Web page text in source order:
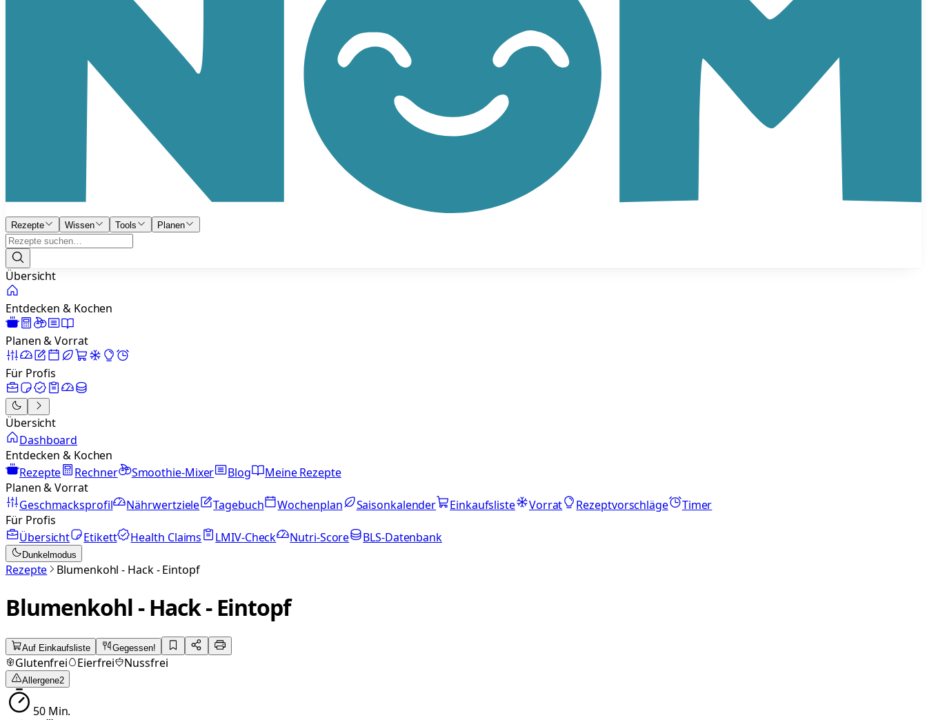
Rezepte Wissen Tools Planen
Übersicht
Entdecken & Kochen
Planen & Vorrat
Für Profis
Übersicht
Dashboard
Entdecken & Kochen
Rezepte
Rechner Smoothie-Mixer Blog
Meine Rezepte
Planen & Vorrat
Geschmacksprofil
Nährwertziele Tagebuch Wochenplan Saisonkalender Einkaufsliste Vorrat Rezeptvorschläge
Timer
Für Profis
Übersicht
Etikett Health Claims LMIV-Check Nutri-Score BLS-Datenbank
Dunkelmodus
Rezepte Blumenkohl - Hack - Eintopf
Blumenkohl - Hack - Eintopf
Auf Einkaufsliste Gegessen!
Glutenfrei Eierfrei Nussfrei
Allergene2
50Min.